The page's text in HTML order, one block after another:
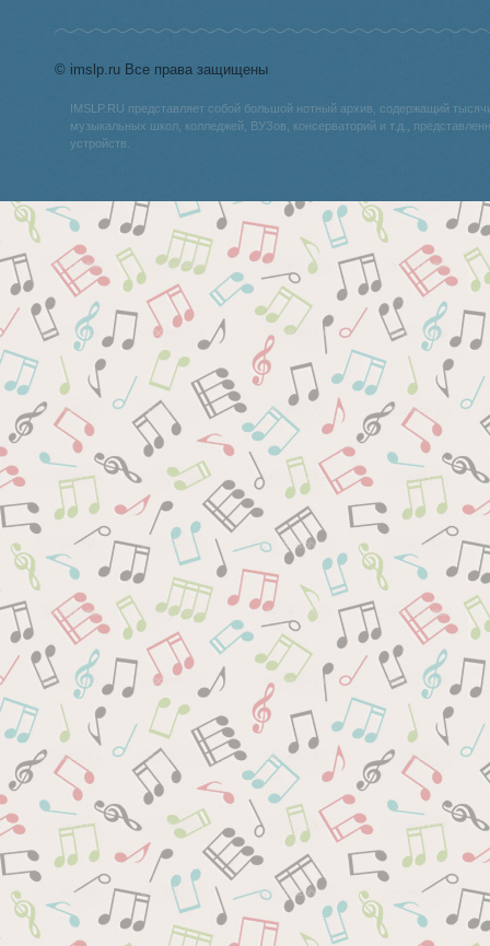
© imslp.ru Все права защищены
IMSLP.RU представляет собой большой нотный архив, содержащий
музыкальных школ, колледжей, ВУЗов, консерваторий и т.д.,
устройств.